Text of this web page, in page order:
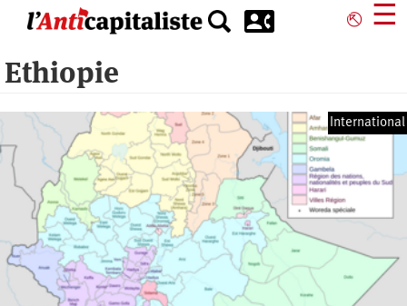
principal
⎋ ☰
Ethiopie
International